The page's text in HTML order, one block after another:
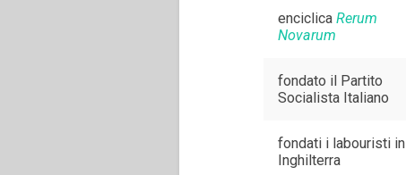
enciclicaRerum
Novarum
fondato il Partito
Socialista Italiano
fondati i labouristi in
Inghilterra